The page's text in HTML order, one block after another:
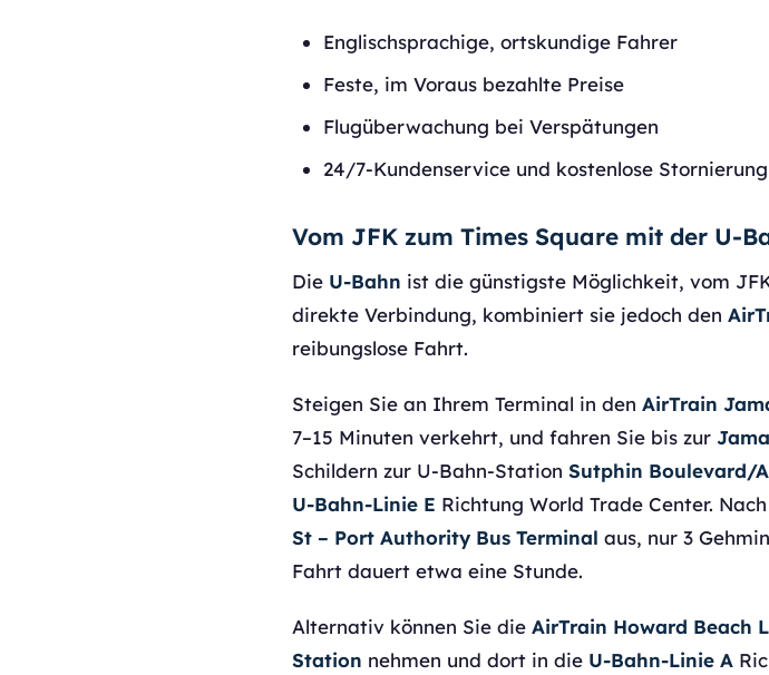
Englischsprachige, ortskundige Fahrer
Feste, im Voraus bezahlte Preise
Flugüberwachung bei Verspätungen
24/7-Kundenservice und kostenlose Stornierung
Vom JFK zum Times Square mit der U-
Die U-Bahn ist die günstigste Möglichkeit, vom
direkte Verbindung, kombiniert sie jedoch den
reibungslose Fahrt.
Steigen Sie an Ihrem Terminal in den AirTrain
7–15 Minuten verkehrt, und fahren Sie bis zur
Schildern zur U-Bahn-Station Sutphin Boulevard/
U-Bahn-Linie E Richtung World Trade Center.
St – Port Authority Bus Terminal aus, nur 3
Fahrt dauert etwa eine Stunde.
Alternativ können Sie die AirTrain Howard Beach
Station nehmen und dort in die U-Bahn-Linie A